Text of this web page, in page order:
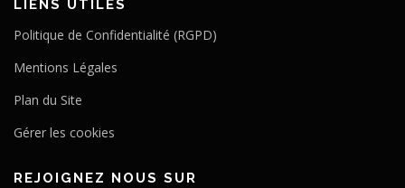
LIENS UTILES
Politique de Confidentialité (RGPD)
Mentions Légales
Plan du Site
Gérer les cookies
REJOIGNEZ NOUS SUR